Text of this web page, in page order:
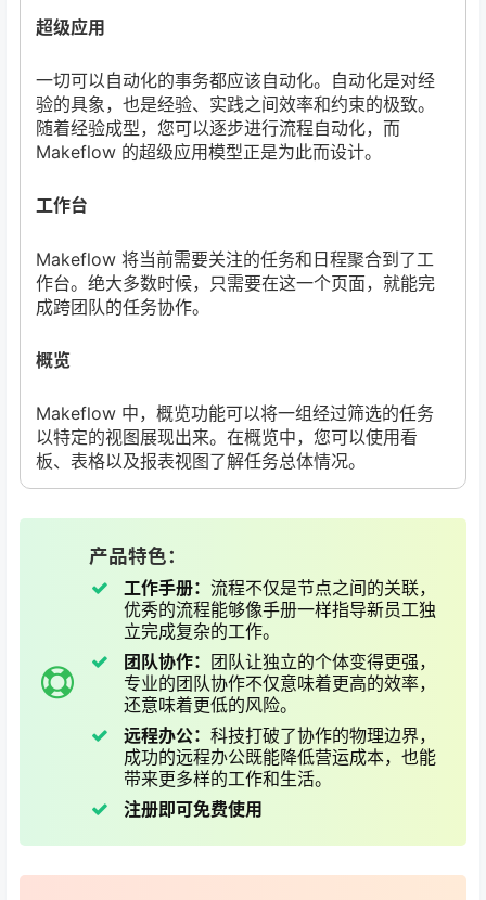
超级应用
一切可以自动化的事务都应该自动化。自动化是对经
验的具象，也是经验、实践之间效率和约束的极致。
随着经验成型，您可以逐步进行流程自动化，而
Makeflow 的超级应用模型正是为此而设计。
工作台
Makeflow 将当前需要关注的任务和日程聚合到了工
作台。绝大多数时候，只需要在这一个页面，就能完
成跨团队的任务协作。
概览
Makeflow 中，概览功能可以将一组经过筛选的任务
以特定的视图展现出来。在概览中，您可以使用看
板、表格以及报表视图了解任务总体情况。
产品特色：
工作手册： 流程不仅是节点之间的关联，
优秀的流程能够像手册一样指导新员工独
立完成复杂的工作。
团队协作： 团队让独立的个体变得更强，
专业的团队协作不仅意味着更高的效率，
还意味着更低的风险。
远程办公： 科技打破了协作的物理边界，
成功的远程办公既能降低营运成本，也能
带来更多样的工作和生活。
注册即可免费使用